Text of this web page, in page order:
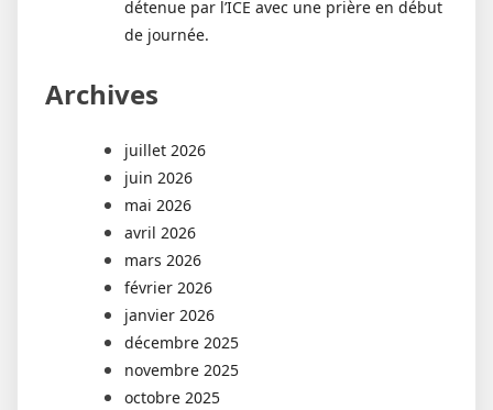
détenue par l’ICE avec une prière en début
de journée.
Archives
juillet 2026
juin 2026
mai 2026
avril 2026
mars 2026
février 2026
janvier 2026
décembre 2025
novembre 2025
octobre 2025